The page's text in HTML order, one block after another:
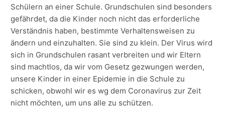
Schülern an einer Schule. Grundschulen sind besonders
gefährdet, da die Kinder noch nicht das erforderliche
Verständnis haben, bestimmte Verhaltensweisen zu
ändern und einzuhalten. Sie sind zu klein. Der Virus wird
sich in Grundschulen rasant verbreiten und wir Eltern
sind machtlos, da wir vom Gesetz gezwungen werden,
unsere Kinder in einer Epidemie in die Schule zu
schicken, obwohl wir es wg dem Coronavirus zur Zeit
nicht möchten, um uns alle zu schützen.